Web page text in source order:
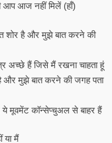
आप आज नहीं मिलें (हाँ)
शोर है और मुझे बात करने की
अच्छे हैं जिसे मैं रखना चाहता हूं
और मुझे बात करने की जगह पता
मूवमेंट कॉन्सेप्चुअल से बाहर हैं
या मैं